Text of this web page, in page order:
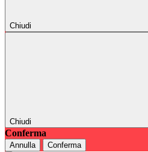
Chiudi
Chiudi
Conferma
Annulla Conferma